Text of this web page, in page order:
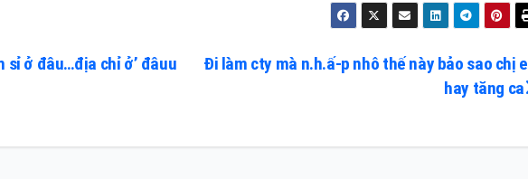
Đi làm cty mà n.h.ấ-p nhô thế này bảo sao chị
hay tăng ca
sỉ ở đâu…địa chỉ ở’ đâuu